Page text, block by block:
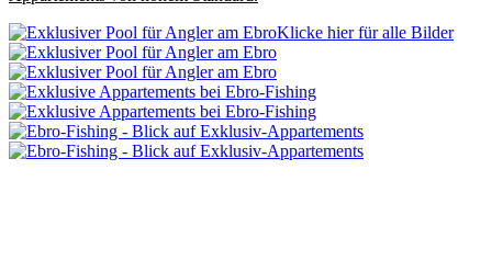
Klicke hier für alle Bilder